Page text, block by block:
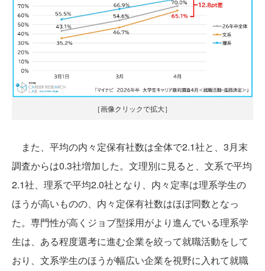
［画像クリックで拡大］
また、平均の内々定保有社数は全体で2.1社と、3月末
調査からは0.3社増加した。文理別に見ると、文系で平均
2.1社、理系で平均2.0社となり、内々定率は理系学生の
ほうが高いものの、内々定保有社数はほぼ同数となっ
た。専門性が高くジョブ型採用がより進んでいる理系学
生は、ある程度選考に進む企業を絞って就職活動をして
おり、文系学生のほうが幅広い企業を視野に入れて就職